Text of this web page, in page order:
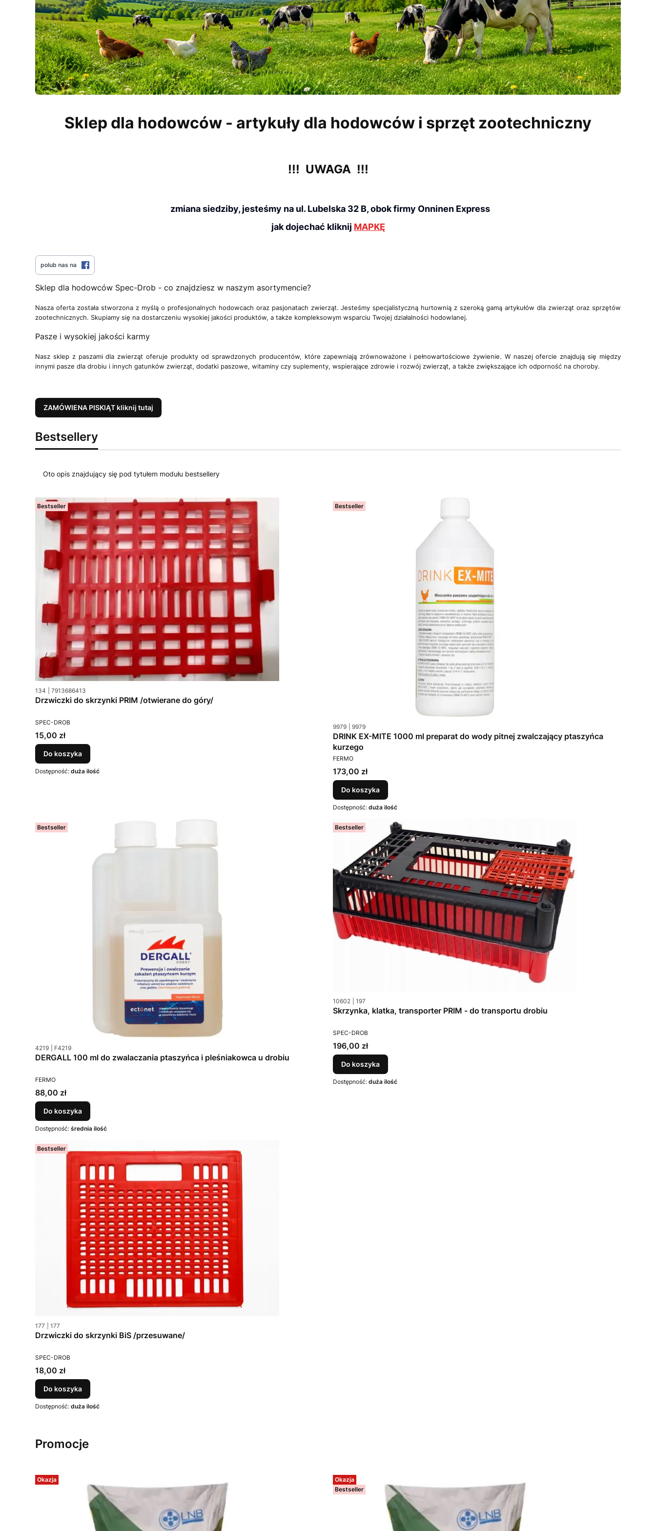
Sklep dla hodowców - artykuły dla hodowców i sprzęt zootechniczny
!!! UWAGA !!!
zmiana siedziby, jesteśmy na ul. Lubelska 32 B, obok firmy Onninen Express
jak dojechać kliknij MAPKĘ
polub nas na
Sklep dla hodowców Spec-Drob - co znajdziesz w naszym asortymencie?
Nasza oferta została stworzona z myślą o profesjonalnych hodowcach oraz pasjonatach zwierząt. Jesteśmy specjalistyczną hurtownią z szeroką gamą artykułów dla zwierząt oraz sprzętów
zootechnicznych. Skupiamy się na dostarczeniu wysokiej jakości produktów, a także kompleksowym wsparciu Twojej działalności hodowlanej.
Pasze i wysokiej jakości karmy
Nasz sklep z paszami dla zwierząt oferuje produkty od sprawdzonych producentów, które zapewniają zrównoważone i pełnowartościowe żywienie. W naszej ofercie znajdują się między
innymi pasze dla drobiu i innych gatunków zwierząt, dodatki paszowe, witaminy czy suplementy, wspierające zdrowie i rozwój zwierząt, a także zwiększające ich odporność na choroby.
ZAMÓWIENA PISKlĄT kliknij tutaj
Bestsellery
Oto opis znajdujący się pod tytułem modułu bestsellery
Bestseller
Kod produktu
134 Kod producenta
7913686413
Drzwiczki do skrzynki PRIM /otwierane do góry/
PRODUCENT
SPEC-DROB
Cena
15,00 zł
Do koszyka
Dostępność: duża ilość
Bestseller
Kod produktu
9979 Kod producenta
9979
DRINK EX-MITE 1000 ml preparat do wody pitnej zwalczający ptaszyńca
kurzego
PRODUCENT
FERMO
Cena
173,00 zł
Do koszyka
Dostępność: duża ilość
Bestseller
Kod produktu
4219 Kod producenta
F4219
DERGALL 100 ml do zwalaczania ptaszyńca i pleśniakowca u drobiu
PRODUCENT
FERMO
Cena
88,00 zł
Do koszyka
Dostępność: średnia ilość
Bestseller
Kod produktu
10602 Kod producenta
197
Skrzynka, klatka, transporter PRIM - do transportu drobiu
PRODUCENT
SPEC-DROB
Cena
196,00 zł
Do koszyka
Dostępność: duża ilość
Bestseller
Kod produktu
177 Kod producenta
177
Drzwiczki do skrzynki BiS /przesuwane/
PRODUCENT
SPEC-DROB
Cena
18,00 zł
Do koszyka
Dostępność: duża ilość
Promocje
Okazja
Okazja
Bestseller